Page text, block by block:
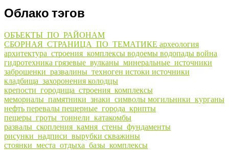
Облако тэгов
ОБЪЕКТЫ_ПО_РАЙОНАМ
СБОРНАЯ_СТРАНИЦА_ПО_ТЕМАТИКЕ археология
архитектура_строения_комплексы водоемы водопады война
гидротехника грязевые_вулканы_минеральные_источники
заброшенки_развалины_техноген истоки источники
кладбища_захоронения колодцы
крепости_городища_строения_комплексы
мемориалы_памятники_знаки_символы могильники_курганы
нефть перевалы пещерные_города_крипты
пещеры_гроты_тоннели_катакомбы
развалы_скопления_камня_стены_фундаменты
рисунки_надписи_вырубки скважины
стоянки_места_отдыха_базы_комплексы